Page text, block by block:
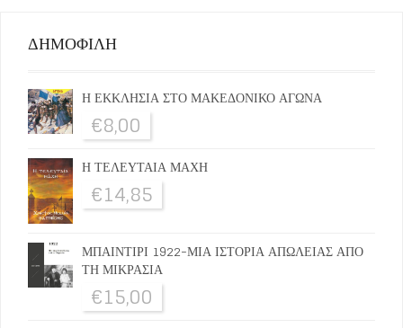
ΔΗΜΟΦΙΛΗ
Η ΕΚΚΛΗΣΙΑ ΣΤΟ ΜΑΚΕΔΟΝΙΚΟ ΑΓΩΝΑ
€8,00
Η ΤΕΛΕΥΤΑΙΑ ΜΑΧΗ
€14,85
ΜΠΑΙΝΤΙΡΙ 1922-ΜΙΑ ΙΣΤΟΡΙΑ ΑΠΩΛΕΙΑΣ ΑΠΟ
ΤΗ ΜΙΚΡΑΣΙΑ
€15,00